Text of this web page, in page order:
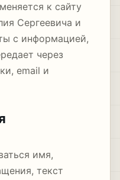
к сайту
Сергеевича и
с информацией,
через
email и
имя,
текст